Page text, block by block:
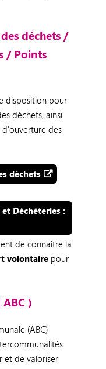
déchets /
/ Points
disposition pour
déchets, ainsi
d'ouverture des
déchets
Déchèteries :
de connaître la
volontairepour
)
(ABC)
et de valoriser